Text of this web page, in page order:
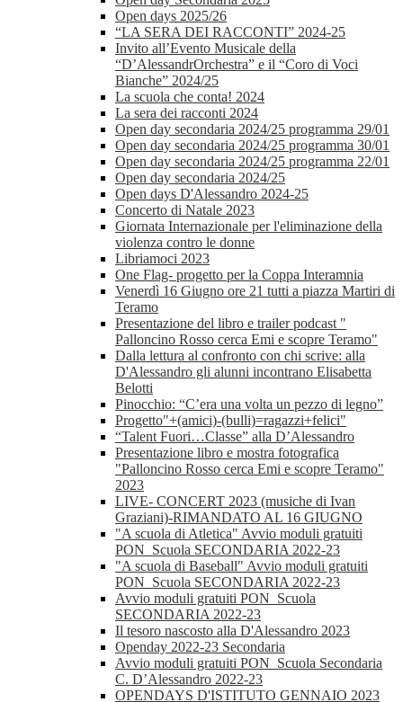
Open days 2025/26
“LA SERA DEI RACCONTI” 2024-25
Invito all’Evento Musicale della
“D’AlessandrOrchestra” e il “Coro di Voci
Bianche” 2024/25
La scuola che conta! 2024
La sera dei racconti 2024
Open day secondaria 2024/25 programma 29/01
Open day secondaria 2024/25 programma 30/01
Open day secondaria 2024/25 programma 22/01
Open day secondaria 2024/25
Open days D'Alessandro 2024-25
Concerto di Natale 2023
Giornata Internazionale per l'eliminazione della
violenza contro le donne
Libriamoci 2023
One Flag- progetto per la Coppa Interamnia
Venerdì 16 Giugno ore 21 tutti a piazza Martiri di
Teramo
Presentazione del libro e trailer podcast "
Palloncino Rosso cerca Emi e scopre Teramo"
Dalla lettura al confronto con chi scrive: alla
D'Alessandro gli alunni incontrano Elisabetta
Belotti
Pinocchio: “C’era una volta un pezzo di legno”
Progetto"+(amici)-(bulli)=ragazzi+felici"
“Talent Fuori…Classe” alla D’Alessandro
Presentazione libro e mostra fotografica
"Palloncino Rosso cerca Emi e scopre Teramo"
2023
LIVE- CONCERT 2023 (musiche di Ivan
Graziani)-RIMANDATO AL 16 GIUGNO
"A scuola di Atletica" Avvio moduli gratuiti
PON_Scuola SECONDARIA 2022-23
"A scuola di Baseball" Avvio moduli gratuiti
PON_Scuola SECONDARIA 2022-23
Avvio moduli gratuiti PON_Scuola
SECONDARIA 2022-23
Il tesoro nascosto alla D'Alessandro 2023
Openday 2022-23 Secondaria
Avvio moduli gratuiti PON_Scuola Secondaria
C. D’Alessandro 2022-23
OPENDAYS D'ISTITUTO GENNAIO 2023